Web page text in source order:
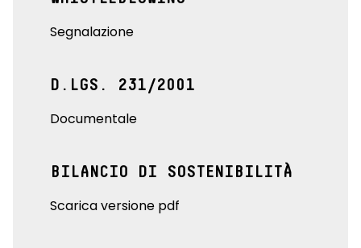
Segnalazione
D.LGS. 231/2001
Documentale
BILANCIO DI SOSTENIBILITÀ
Scarica versione pdf